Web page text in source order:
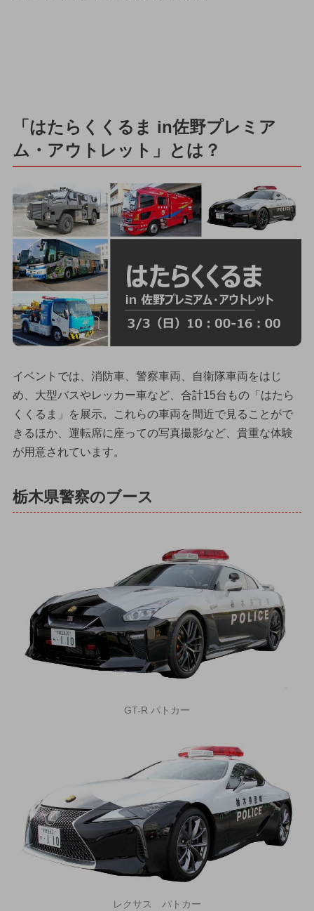
「はたらくくるま in佐野プレミア
ム・アウトレット」とは？
イベントでは、消防車、警察車両、自衛隊車両をはじ
め、大型バスやレッカー車など、合計15台もの「はたら
くくるま」を展示。これらの車両を間近で見ることがで
きるほか、運転席に座っての写真撮影など、貴重な体験
が用意されています。
栃木県警察のブース
GT-R パトカー
レクサス パトカー